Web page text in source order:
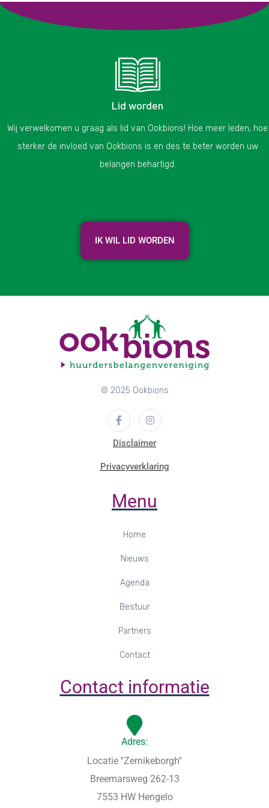
Lid worden
Wij verwelkomen u graag als lid van Ookbions! Hoe meer leden, hoe
sterker de invloed van Ookbions is en des te beter worden uw
belangen behartigd.
IK WIL LID WORDEN
© 2025 Ookbions
Disclaimer
Privacyverklaring
Menu
Home
Nieuws
Agenda
Bestuur
Partners
Contact
Contact informatie
Adres:
Locatie ''Zernikeborgh''
Breemarsweg 262-13
7553 HW Hengelo